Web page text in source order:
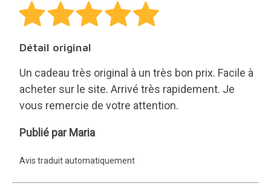
Détail original
Un cadeau très original à un très bon prix. Facile à
acheter sur le site. Arrivé très rapidement. Je
vous remercie de votre attention.
Maria
Publié par Maria
Avis traduit automatiquement